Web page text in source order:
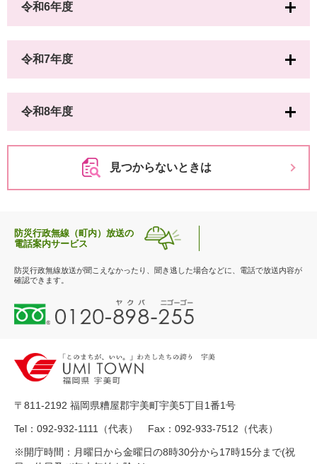
令和6年度
令和7年度
令和8年度
見つからないときは
防災行政無線（町内）放送の
電話案内サービス
防災行政無線放送が聞こえなかったり、聞き逃した場合などに、電話で放送内容が
確認できます。
0
1
-
8
-
5
〒811-2192 福岡県糟屋郡宇美町宇美5丁目1番1号
Tel：092-932-1111（代表） Fax：092-933-7512（代表）
※開庁時間：月曜日から金曜日の8時30分から17時15分まで(祝